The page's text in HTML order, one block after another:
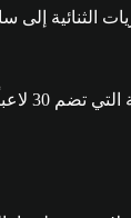
30 لاعباً.